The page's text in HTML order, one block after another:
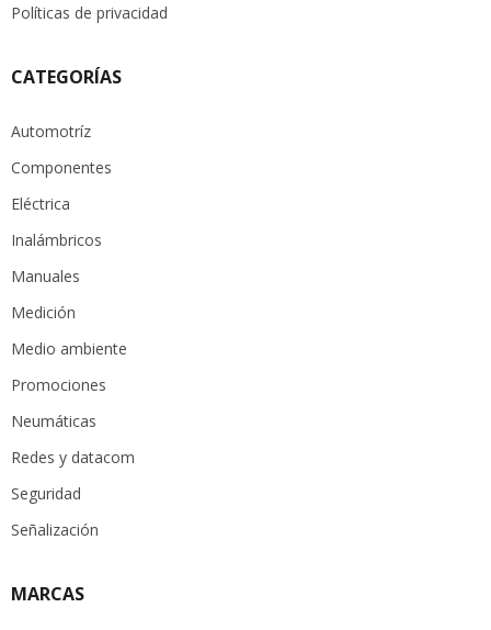
Políticas de privacidad
CATEGORÍAS
Automotríz
Componentes
Eléctrica
Inalámbricos
Manuales
Medición
Medio ambiente
Promociones
Neumáticas
Redes y datacom
Seguridad
Señalización
MARCAS